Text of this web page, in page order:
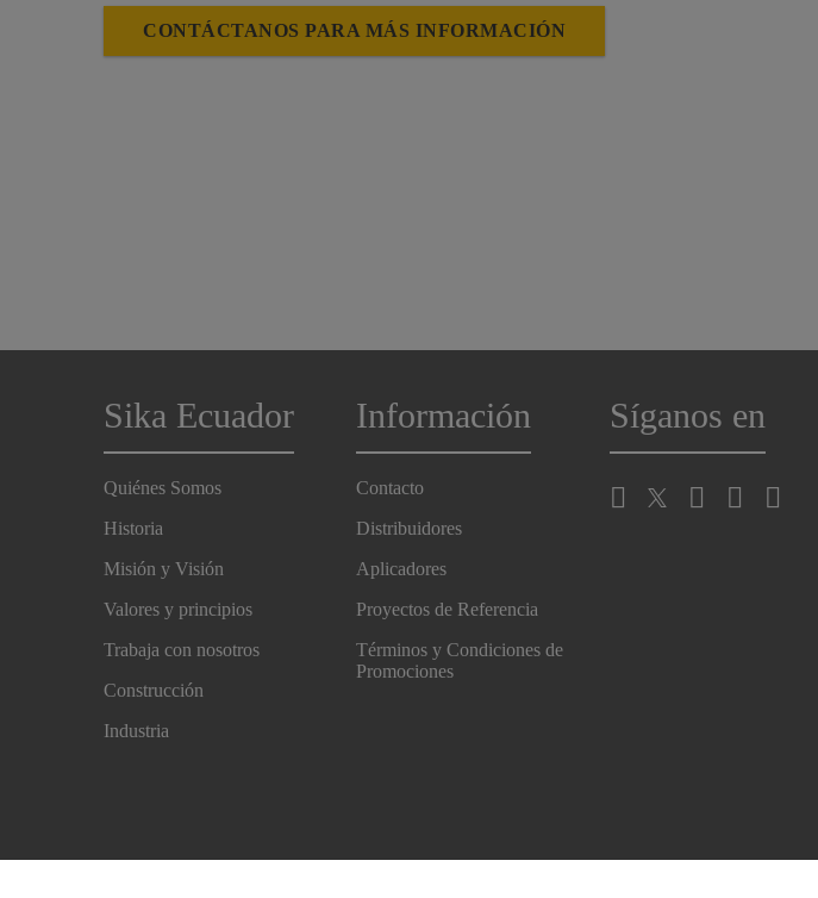
CONTÁCTANOS PARA MÁS INFORMACIÓN
Sika Ecuador
Quiénes Somos
Historia
Misión y Visión
Valores y principios
Trabaja con nosotros
Construcción
Industria
Información
Contacto
Distribuidores
Aplicadores
Proyectos de Referencia
Términos y Condiciones de
Promociones
Síganos en